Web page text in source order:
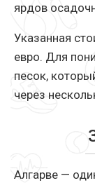
ярдов
Указанная
евро. Для
песок,
через
Алгарве —